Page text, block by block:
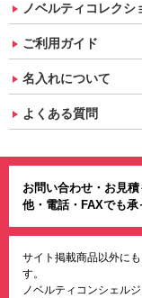
ノベルティコレクシ
ご利用ガイド
名入れについて
よくある質問
お問い合わせ・お見
他・電話・FAXでも
サイト掲載商品以外に
す。
ノベルティコンシェル